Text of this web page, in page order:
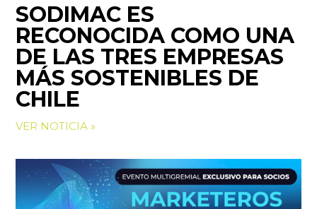
SODIMAC ES
RECONOCIDA COMO UNA
DE LAS TRES EMPRESAS
MÁS SOSTENIBLES DE
CHILE
VER NOTICIA »